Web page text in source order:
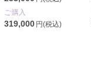
ご購入
319,000 円(税込)